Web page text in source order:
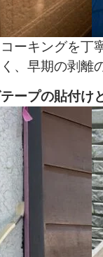
ーキングを丁
、早期の剥離
ープの貼付け